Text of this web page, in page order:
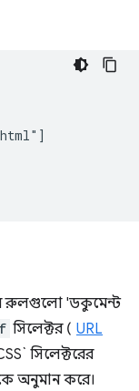
রুলগুলো 'ডকুমেন্ট
সিলেক্টর ( URL
সিলেক্টরের
অনুমান করে।